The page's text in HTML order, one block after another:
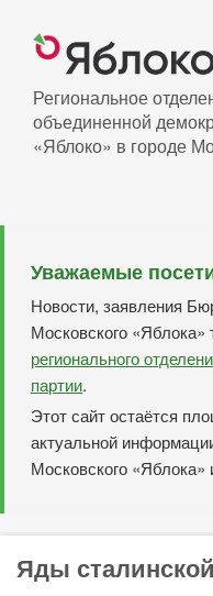
основному
Региональное
объединенной
«Яблоко» в городе
Уважаемые
Новости, заявления
Московского «Яблока»
регионального
партии.
Этот сайт остаётся
актуальной
Московского
Яды